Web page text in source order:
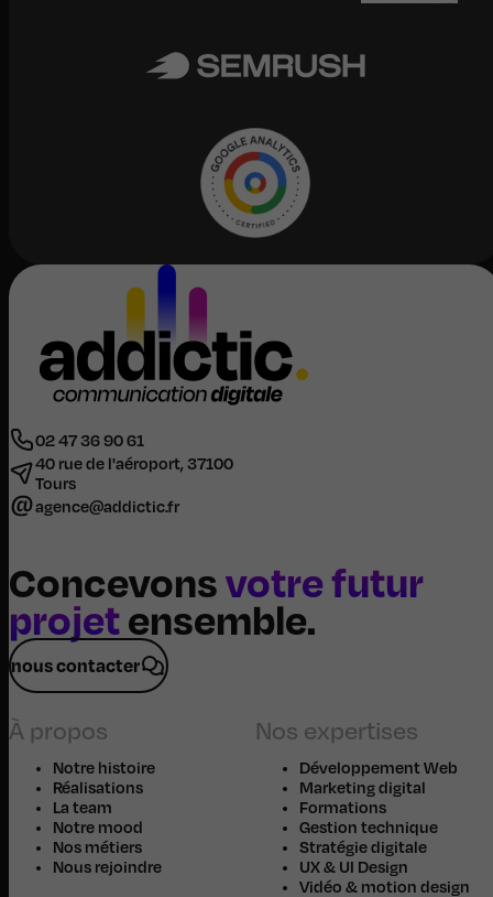
02 47 36 90 61
40 rue de l'aéroport, 37100
Tours
agence@addictic.fr
Concevonsvotre futur
projetensemble.
nous contacter
À propos
Notre histoire
Réalisations
La team
Notre mood
Nos métiers
Nous rejoindre
Nos expertises
Développement Web
Marketing digital
Formations
Gestion technique
Stratégie digitale
UX & UI Design
Vidéo & motion design